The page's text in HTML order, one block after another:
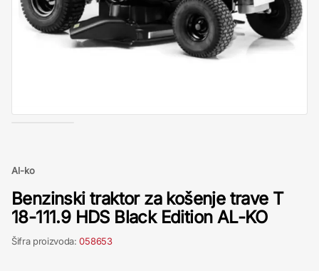
Al-ko
Benzinski traktor za košenje trave T
18-111.9 HDS Black Edition AL-KO
Šifra proizvoda:058653